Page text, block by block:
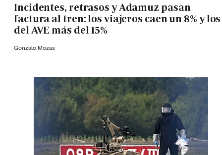
Incidentes, retrasos y Adamuz pasan
factura al tren: los viajeros caen un 8% y los
del AVE más del 15%
Gonzalo Mozas